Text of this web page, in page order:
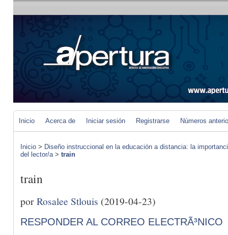
Inicio Acerca de Iniciar sesión Registrarse Números
Inicio > Diseño instruccional en la educación a distancia: la
del lector/a> train
train
porRosalee Stlouis (2019-04-23)
RESPONDER AL CORREO ELECTRÃ³NICO